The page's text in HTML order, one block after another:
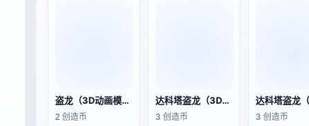
盗龙（3D动画模型）
2 创造币
达科塔盗龙（3D动画模型）
3 创造币 3 创造币